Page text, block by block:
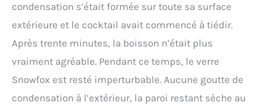
condensation s’était formée sur toute sa surface
extérieure et le cocktail avait commencé à tiédir.
Après trente minutes, la boisson n’était plus
vraiment agréable. Pendant ce temps, le verre
Snowfox est resté imperturbable. Aucune goutte de
condensation à l’extérieur, la paroi restant sèche au